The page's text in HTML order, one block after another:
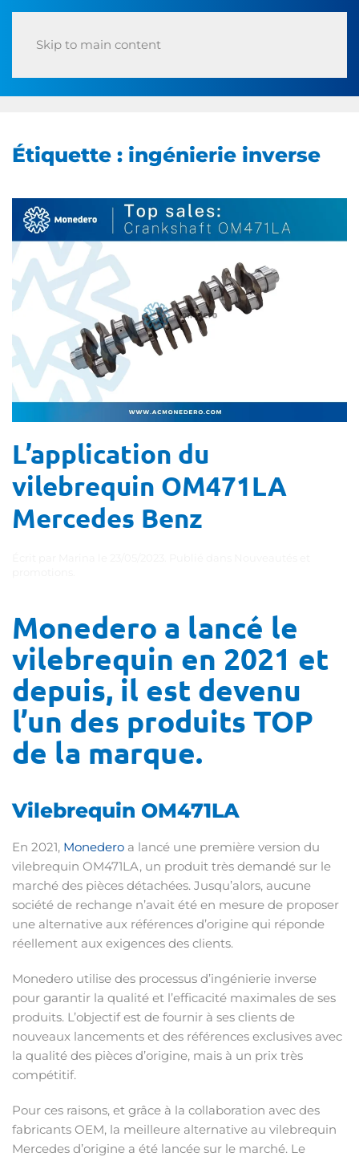
Skip to main content
Étiquette : ingénierie inverse
L’application du
vilebrequin OM471LA
Mercedes Benz
Monedero a lancé le
vilebrequin en 2021 et
depuis, il est devenu
l’un des produits TOP
de la marque.
Vilebrequin OM471LA
En 2021, Monedero a lancé une première version du
vilebrequin OM471LA, un produit très demandé sur le
marché des pièces détachées. Jusqu’alors, aucune
société de rechange n’avait été en mesure de proposer
une alternative aux références d’origine qui réponde
réellement aux exigences des clients.
Monedero utilise des processus d’ingénierie inverse
pour garantir la qualité et l’efficacité maximales de ses
produits. L’objectif est de fournir à ses clients de
nouveaux lancements et des références exclusives avec
la qualité des pièces d’origine, mais à un prix très
compétitif.
Pour ces raisons, et grâce à la collaboration avec des
fabricants OEM, la meilleure alternative au vilebrequin
Mercedes d’origine a été lancée sur le marché. Le